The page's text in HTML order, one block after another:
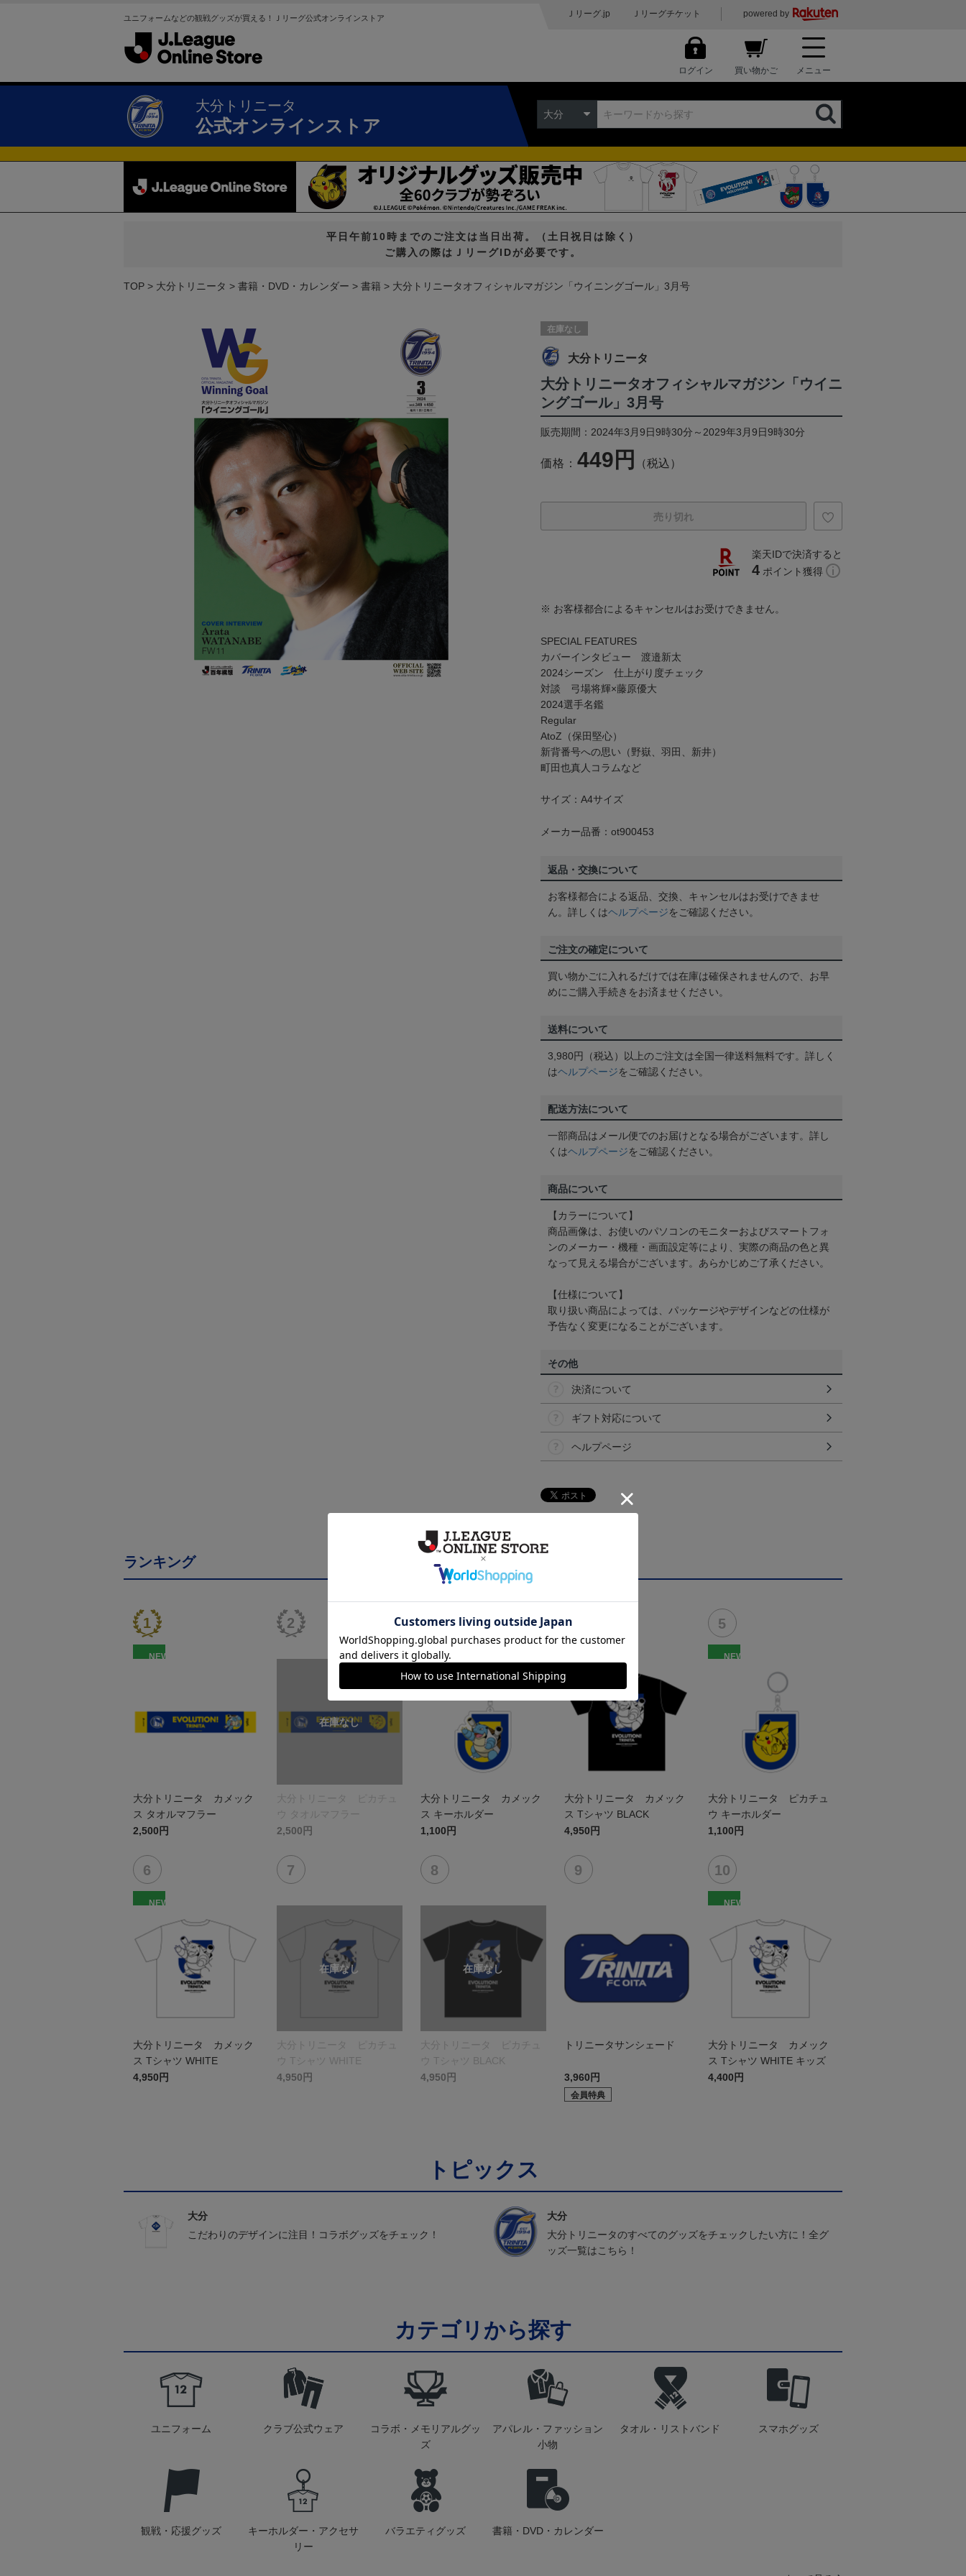
ユニフォームなどの観戦グッズが買える！Ｊリーグ公式オンラインストア Ｊリーグ.jp Ｊリーグチケット powered by
ログイン 買い物かご メニュー
大分トリニータ
公式オンラインストア
大分
平日午前10時までのご注文は当日出荷。（土日祝日は除く）
ご購入の際はＪリーグIDが必要です。
TOP 大分トリニータ 書籍・DVD・カレンダー 書籍 大分トリニータオフィシャルマガジン「ウイニングゴール」3月号
在庫なし
大分トリニータ
大分トリニータオフィシャルマガジン「ウイニ
ングゴール」3月号
販売期間：2024年3月9日9時30分～2029年3月9日9時30分
価格： 449円 （税込）
売り切れ
楽天IDで決済すると
4 ポイント獲得
※ お客様都合によるキャンセルはお受けできません。
SPECIAL FEATURES
カバーインタビュー 渡邉新太
2024シーズン 仕上がり度チェック
対談 弓場将輝×藤原優大
2024選手名鑑
Regular
AtoZ（保田堅心）
新背番号への思い（野嶽、羽田、新井）
町田也真人コラムなど
サイズ：A4サイズ
メーカー品番：ot900453
返品・交換について
お客様都合による返品、交換、キャンセルはお受けできませ
ん。詳しくはヘルプページをご確認ください。
ご注文の確定について
買い物かごに入れるだけでは在庫は確保されませんので、お早
めにご購入手続きをお済ませください。
送料について
3,980円（税込）以上のご注文は全国一律送料無料です。詳しく
はヘルプページをご確認ください。
配送方法について
一部商品はメール便でのお届けとなる場合がございます。詳し
くはヘルプページをご確認ください。
商品について
【カラーについて】
商品画像は、お使いのパソコンのモニターおよびスマートフォ
ンのメーカー・機種・画面設定等により、実際の商品の色と異
なって見える場合がございます。あらかじめご了承ください。
【仕様について】
取り扱い商品によっては、パッケージやデザインなどの仕様が
予告なく変更になることがございます。
その他
決済について
ギフト対応について
ヘルプページ
ランキング
NEW
大分トリニータ カメック
ス タオルマフラー
2,500円
大分トリニータ ピカチュ
ウ タオルマフラー
2,500円
NEW
大分トリニータ カメック
ス キーホルダー
1,100円
大分トリニータ カメック
ス Tシャツ BLACK
4,950円
NEW
大分トリニータ ピカチュ
ウ キーホルダー
1,100円
NEW
大分トリニータ カメック
ス Tシャツ WHITE
4,950円
大分トリニータ ピカチュ
ウ Tシャツ WHITE
4,950円
大分トリニータ ピカチュ
ウ Tシャツ BLACK
4,950円
トリニータサンシェード
3,960円
会員特典
NEW
大分トリニータ カメック
ス Tシャツ WHITE キッズ
4,400円
トピックス
大分
こだわりのデザインに注目！コラボグッズをチェック！
大分
大分トリニータのすべてのグッズをチェックしたい方に！全グ
ッズ一覧はこちら！
カテゴリから探す
ユニフォーム クラブ公式ウェア
コラボ・メモリアルグッ
ズ
アパレル・ファッション
小物
タオル・リストバンド スマホグッズ
観戦・応援グッズ
キーホルダー・アクセサ
リー
バラエティグッズ 書籍・DVD・カレンダー